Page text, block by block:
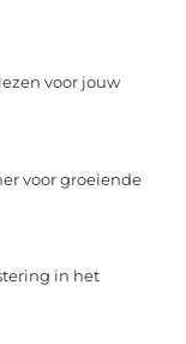
voor jouw
voor groeiende
in het